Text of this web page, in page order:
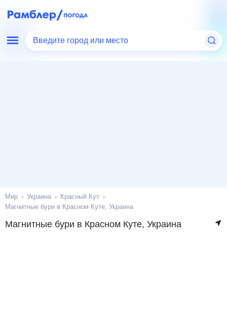
Введите город или место
Мир Украина
Красный Кут
Магнитные бури в Красном Куте, Украина
Магнитные бури в Красном Куте, Украина